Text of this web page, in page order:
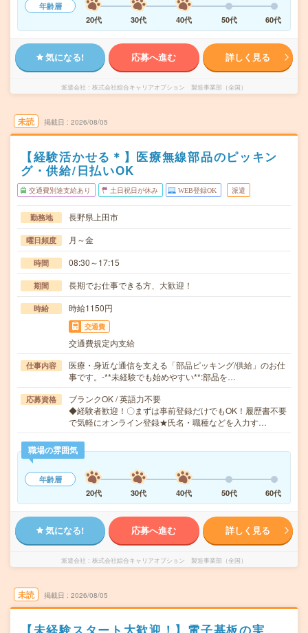
年齢層
20代
30代 40代 50代 60代
気になる! 応募へ進む 詳しく見る
派遣会社 株式会社綜合キャリアオプション 製造事業部（全国）
未読 掲載日 2026/08/05
【経験活かせる＊】医療無線部品のピッキン
グ・供給/日払いOK
交通費別途支給あり 土日祝日が休み WEB登録OK 派遣
勤務地 長野県上田市
曜日頻度 月～金
時間 08:30～17:15
期間 長期でお仕事できる方、大歓迎！
時給 時給1150円
交通費
交通費規定内支給
仕事内容
医療・身近な通信を支える「部品ピッキング/供給」のお仕
事です。-**未経験でも始めやすい**:部品を…
応募資格
ブランクOK / 英語力不要
◆経験者歓迎！〇まずは事前登録だけでもOK！履歴書不要
で気軽にオンライン登録★氏名・職種などを入力す…
職場の雰囲気
年齢層
20代
30代 40代 50代 60代
気になる! 応募へ進む 詳しく見る
派遣会社 株式会社綜合キャリアオプション 製造事業部（全国）
未読 掲載日 2026/08/05
【未経験スタート大歓迎！】電子基板の実